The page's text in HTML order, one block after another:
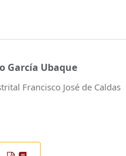
García Ubaque
Francisco José de Caldas